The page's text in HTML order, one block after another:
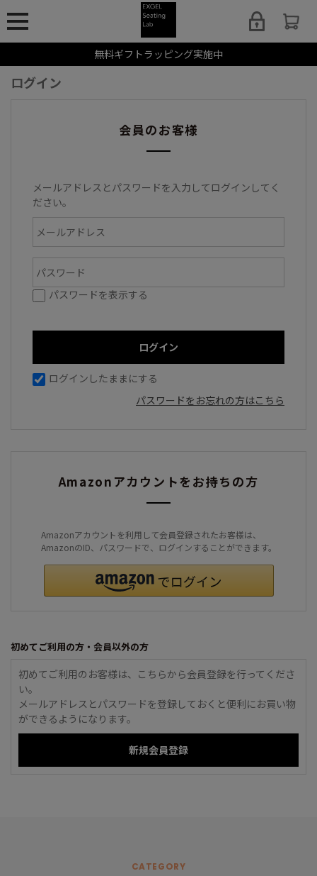
無料ギフトラッピング実施中
ログイン
会員のお客様
メールアドレスとパスワードを入力してログインしてく
ださい。
パスワードを表示する
ログインしたままにする
パスワードをお忘れの方はこちら
Amazonアカウントをお持ちの方
Amazonアカウントを利用して会員登録されたお客様は、
AmazonのID、パスワードで、ログインすることができます。
初めてご利用の方・会員以外の方
初めてご利用のお客様は、こちらから会員登録を行ってくださ
い。
メールアドレスとパスワードを登録しておくと便利にお買い物
ができるようになります。
CATEGORY